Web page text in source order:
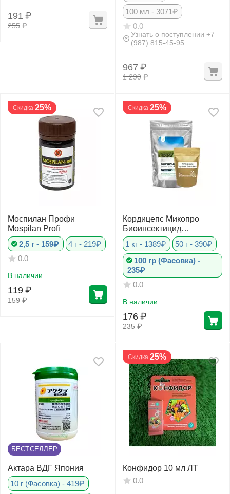
255 ₽
191 ₽
100 мл - 3071₽
0.0
Узнать о поступлении +7
(987) 815-45-95
1 290 ₽
967 ₽
Скидка 25%
Моспилан Профи
Mospilan Profi
2,5 г - 159₽
4 г - 219₽
0.0
В наличии
159 ₽
119 ₽
Скидка 25%
Кордицепс Микопро
Биоинсектицид
почвенный
1 кг - 1389₽
50 г - 390₽
100 гр (Фасовка) -
235₽
0.0
В наличии
235 ₽
176 ₽
БЕСТСЕЛЛЕР
Актара ВДГ Япония
10 г (Фасовка) - 419₽
Скидка 25%
Конфидор 10 мл ЛТ
0.0